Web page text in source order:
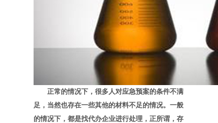
正常的情况下，很多人对应急预案的条件不满
足，当然也存在一些其他的材料不足的情况。一般
的情况下，都是找代办企业进行处理，正所谓，存